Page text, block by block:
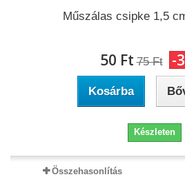
Műszálas csipke 1,5
50 Ft‎ 75 Ft‎ -
Kosárba
Készleten
Összehasonlítás